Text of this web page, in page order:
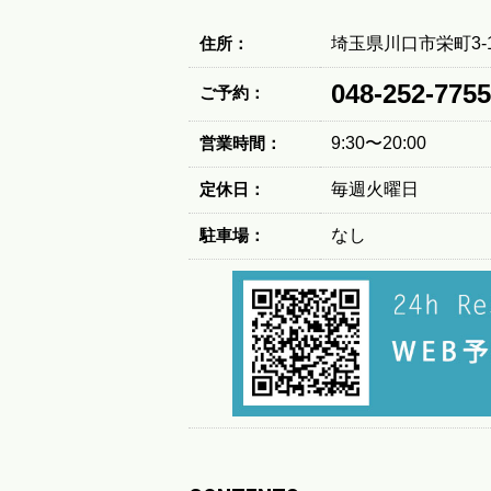
住所： 埼玉県川口市栄町3-
ご予約： 048-252-7755
営業時間： 9:30〜20:00
定休日： 毎週火曜日
駐車場： なし